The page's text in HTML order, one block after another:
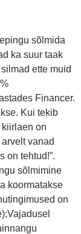
sõlmida
ka suur taak
ette muid
Financer.
Kui tekib
on
vanad
on tehtud!”.
sõlmimine
koormatakse
on